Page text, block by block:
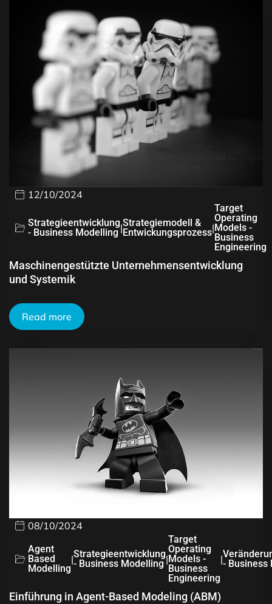
12/10/2024
Strategieentwicklung
- Business Modelling |Strategiemodell &
Entwickungsprozess|
Target
Operating
Models -
Business
Engineering
Maschinengestützte Unternehmensentwicklung
und Systemik
Read more
08/10/2024
Agent
Based
Modelling
|Strategieentwicklung
- Business Modelling |
Target
Operating
Models -
Business
Engineering
|- Business
Einführung in Agent-Based Modeling (ABM)